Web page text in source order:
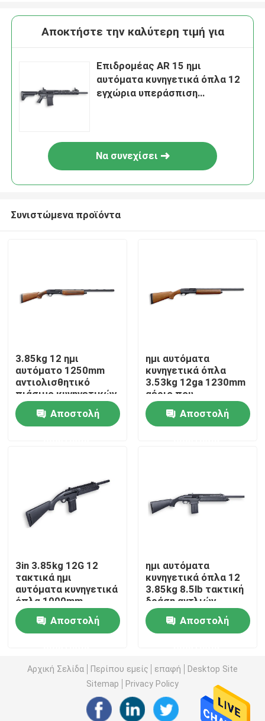
Σπίτι
Προϊόντα
Επισκεψή εργοστασίου
Έλεγχος ποιότητας
Επικοινωνήστε μαζί μας
Ειδήσεις
Κυνηγετικά όπλα δράσης αντλιών
Ημι αυτόματα κυνηγετικά όπλα
Αποκτήστε την καλύτερη τιμή για
Επιδρομέας AR 15 ημι
αυτόματα κυνηγετικά όπλα 12
εγχώρια υπεράσπιση
Να συνεχίσει
Συνιστώμενα προϊόντα
3.85kg 12 ημι
αυτόματο 1250mm
αντιολισθητικό
πιάσιμο κυνηγετικών
όπλων μετρητών
Αποστολή
ημι αυτόματα
κυνηγετικά όπλα
3.53kg 12ga 1230mm
αέριο που
χρησιμοποιείται
Αποστολή
3in 3.85kg 12G 12
τακτικά ημι
αυτόματα κυνηγετικά
όπλα 1000mm
μετρητών
Αποστολή
ημι αυτόματα
κυνηγετικά όπλα 12
3.85kg 8.5lb τακτική
δράση αντλιών
μετρητών
Αποστολή
Αρχική Σελίδα Περίπου εμείς επαφή
Desktop Site
Sitemap
Privacy Policy